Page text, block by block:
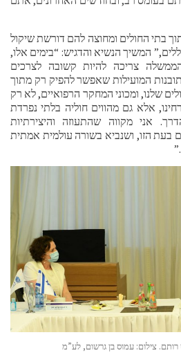
בתי החולים ומחוצה להם דורשת שיקול
המשיך הנשיא והדגיש: “בימים אלו,
צריכה להיות קשובה לצרכים
המועילות שאפשר להפיק רק מתוך
שלנו, ומכוני המחקר הרפואיים, לא רק
אלא גם מהווים חוליה בלתי נפרדת
אני מקווה שהתעוזה והיצירתיות
בעת הזו, ושנביא בשורה עולמית אמתית
רותם. צילום: עמוס בן גרשום, לע”מ